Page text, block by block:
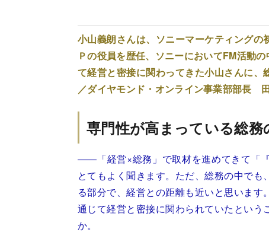
小山義朗さんは、ソニーマーケティング
Ｐの役員を歴任、ソニーにおいてFM活動
て経営と密接に関わってきた小山さんに
／ダイヤモンド・オンライン事業部部長 田
専門性が高まっている総務
――「経営×総務」で取材を進めてきて「
とてもよく聞きます。ただ、総務の中で
る部分で、経営との距離も近いと思いま
通じて経営と密接に関わられていたとい
か。